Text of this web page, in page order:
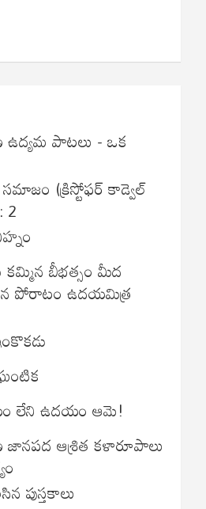
పాటలు - ఒక
(క్రిస్టోఫర్ కాడ్వెల్
2
కమ్మిన బీభత్సం మీద
పోరాటం ఉదయమిత్ర
లేని ఉదయం ఆమె!
ఆశ్రిత కళారూపాలు
పుస్తకాలు